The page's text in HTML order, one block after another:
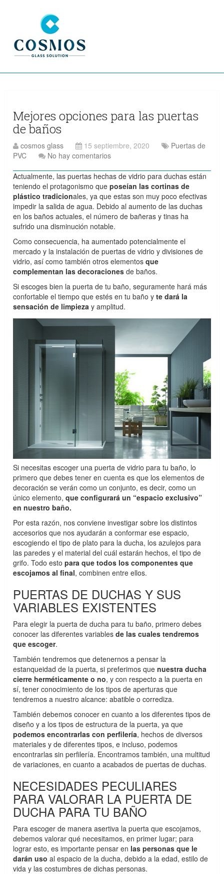
Mejores opciones para las puertas
de baños
cosmos glass 15 septiembre, 2020
Puertas de
PVC
No hay comentarios
Actualmente, las puertas hechas de vidrio para duchas están
teniendo el protagonismo queposeían las cortinas de
plástico tradicionales, ya que estas son muy poco efectivas
impedir la salida de agua. Debido al aumento de las duchas
en los baños actuales, el número de bañeras y tinas ha
sufrido una disminución notable.
Como consecuencia, ha aumentado potencialmente el
mercado y la instalación de puertas de vidrio y divisiones de
vidrio, así como también otros elementosque
complementan las decoraciones de baños.
Si escoges bien la puerta de tu baño, seguramente hará más
confortable el tiempo que estés en tu baño yte dará la
sensación de limpieza y amplitud.
Si necesitas escoger una puerta de vidrio para tu baño, lo
primero que debes tener en cuenta es que los elementos de
decoración se verán como un conjunto, es decir, como un
único elemento,que configurará un “espacio exclusivo”
en nuestro baño.
Por esta razón, nos conviene investigar sobre los distintos
accesorios que nos ayudarán a conformar ese espacio,
escogiendo el tipo de plato para la ducha, los azulejos para
las paredes y el material del cuál estarán hechos, el tipo de
grifo. Todo estopara que todos los componentes que
escojamos al final, combinen entre ellos.
PUERTAS DE DUCHAS Y SUS
VARIABLES EXISTENTES
Para elegir la puerta de ducha para tu baño, primero debes
conocer las diferentes variablesde las cuales tendremos
que escoger.
También tendremos que detenernos a pensar la
estanqueidad de la puerta, si preferimos quenuestra ducha
cierre herméticamente o no, y con respecto a la puerta en
sí, tener conocimiento de los tipos de aperturas que
tendremos a nuestro alcance: abatible o corrediza.
También debemos conocer en cuanto a los diferentes tipos de
diseño y a los tipos de estructura de la puerta, ya que
podemos encontrarlas con perfilería, hechos de diversos
materiales y de diferentes tipos, e incluso, podemos
encontrarlas sin perfilería. Encontramos también, una multitud
de variaciones, en cuanto a acabados de puertas de duchas.
NECESIDADES PECULIARES
PARA VALORAR LA PUERTA DE
DUCHA PARA TU BAÑO
Para escoger de manera asertiva la puerta que escojamos,
debemos valorar qué necesitamos, en primer lugar; para
lograr esto, es importante pensar en las personas que le
darán uso al espacio de la ducha, debido a la edad, estilo de
vida y las costumbres de dichas personas.